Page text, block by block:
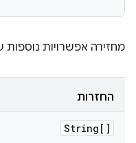
מחזירה אפשרויות
החזרות
String[]